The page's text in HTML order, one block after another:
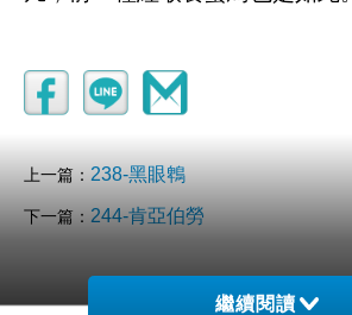
上一篇： 238-黑眼鵯
下一篇： 244-肯亞伯勞
繼續閱讀